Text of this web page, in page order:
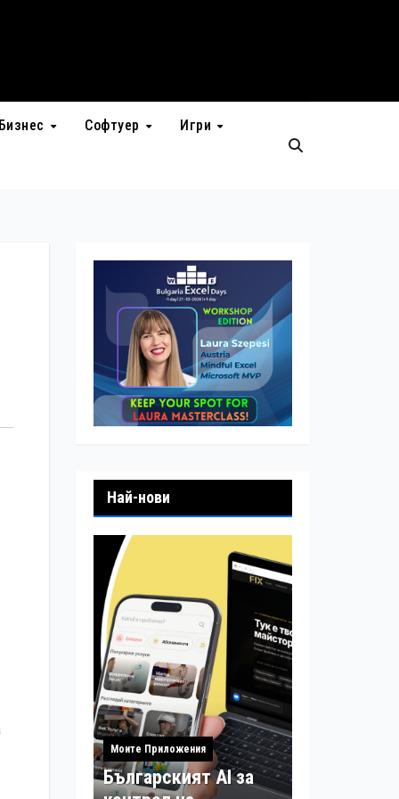
Бизнес Софтуер Игри
Най-нови
Моите Приложения
Българският AI за